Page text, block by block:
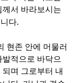
서 바라보시는
다.
현존 안에 머물러
적으로 바닥으
며 그로부터 내